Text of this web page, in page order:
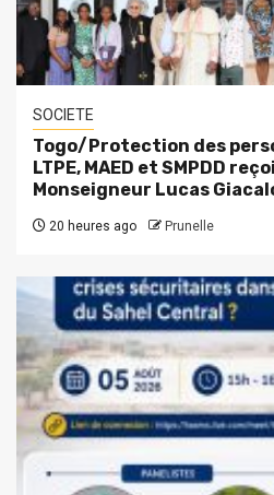
SOCIETE
Togo/Protection des
LTPE, MAED et SMPDD
Monseigneur Lucas
20 heures ago Prunelle